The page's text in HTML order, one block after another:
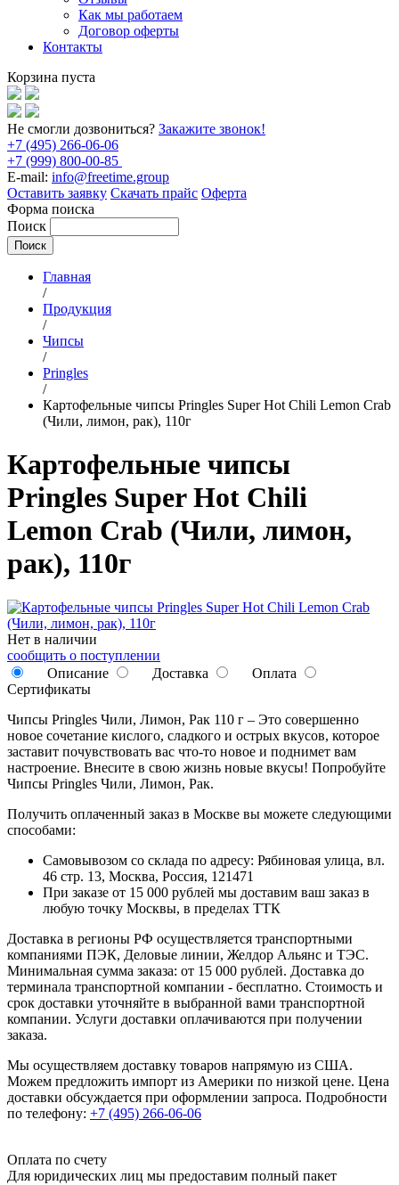
Как мы работаем
Договор оферты
Контакты
Корзина пуста
Не смогли дозвониться? Закажите звонок!
+7 (495) 266-06-06
+7 (999) 800-00-85
E-mail: info@freetime.group
Оставить заявку Скачать прайс Оферта
Форма поиска
Поиск
Главная
/
Продукция
/
Чипсы
/
Pringles
/
Картофельные чипсы Pringles Super Hot Chili Lemon Crab
(Чили, лимон, рак), 110г
Картофельные чипсы
Pringles Super Hot Chili
Lemon Crab (Чили, лимон,
рак), 110г
Нет в наличии
сообщить о поступлении
Описание
Доставка
Оплата
Сертификаты
Чипсы Pringles Чили, Лимон, Рак 110 г – Это совершенно
новое сочетание кислого, сладкого и острых вкусов, которое
заставит почувствовать вас что-то новое и поднимет вам
настроение. Внесите в свою жизнь новые вкусы! Попробуйте
Чипсы Pringles Чили, Лимон, Рак.
Получить оплаченный заказ в Москве вы можете следующими
способами:
Самовывозом со склада по адресу: Рябиновая улица, вл.
46 стр. 13, Москва, Россия, 121471
При заказе от 15 000 рублей мы доставим ваш заказ в
любую точку Москвы, в пределах ТТК
Доставка в регионы РФ осуществляется транспортными
компаниями ПЭК, Деловые линии, Желдор Альянс и ТЭС.
Минимальная сумма заказа: от 15 000 рублей. Доставка до
терминала транспортной компании - бесплатно. Стоимость и
срок доставки уточняйте в выбранной вами транспортной
компании. Услуги доставки оплачиваются при получении
заказа.
Мы осуществляем доставку товаров напрямую из США.
Можем предложить импорт из Америки по низкой цене. Цена
доставки обсуждается при оформлении запроса. Подробности
по телефону: +7 (495) 266-06-06
Оплата по счету
Для юридических лиц мы предоставим полный пакет